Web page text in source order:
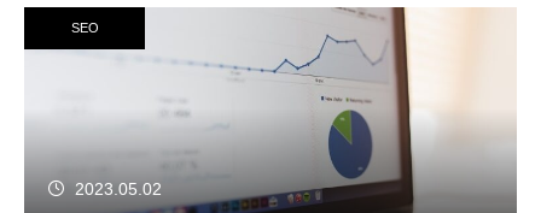
SEO
2023.05.02